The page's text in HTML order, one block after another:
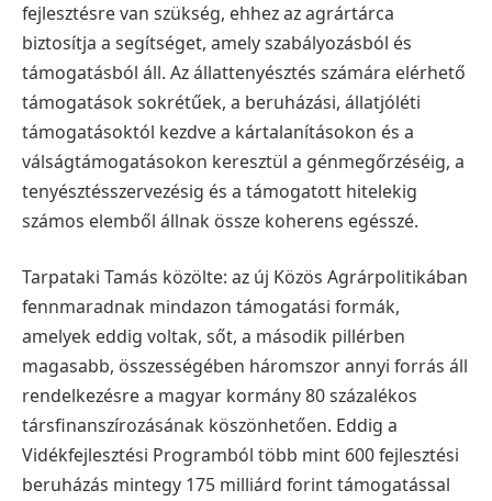
fejlesztésre van szükség, ehhez az agrártárca
biztosítja a segítséget, amely szabályozásból és
támogatásból áll. Az állattenyésztés számára elérhető
támogatások sokrétűek, a beruházási, állatjóléti
támogatásoktól kezdve a kártalanításokon és a
válságtámogatásokon keresztül a génmegőrzéséig, a
tenyésztésszervezésig és a támogatott hitelekig
számos elemből állnak össze koherens egésszé.
Tarpataki Tamás közölte: az új Közös Agrárpolitikában
fennmaradnak mindazon támogatási formák,
amelyek eddig voltak, sőt, a második pillérben
magasabb, összességében háromszor annyi forrás áll
rendelkezésre a magyar kormány 80 százalékos
társfinanszírozásának köszönhetően. Eddig a
Vidékfejlesztési Programból több mint 600 fejlesztési
beruházás mintegy 175 milliárd forint támogatással